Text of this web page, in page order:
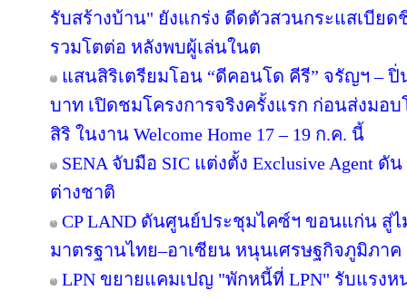
รับสร้างบ้าน" ยังแกร่ง ดีดตัวสวนกระแสเบีย
รวมโตต่อ หลังพบผู้เล่นในต
แสนสิริเตรียมโอน “ดีคอนโด คีรี” จรัญฯ – ปิ่
บาท เปิดชมโครงการจริงครั้งแรก ก่อนส่งม
สิริ ในงาน Welcome Home 17 – 19 ก.ค. นี้
SENA จับมือ SIC แต่งตั้ง Exclusive Agent ดั
ต่างชาติ
CP LAND ดันศูนย์ประชุมไคซ์ฯ ขอนแก่น สู่
มาตรฐานไทย–อาเซียน หนุนเศรษฐกิจภูมิภาค
LPN ขยายแคมเปญ "พักหนี้ที่ LPN" รับแรง